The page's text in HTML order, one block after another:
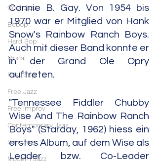
Cool Jazz
Bebop
Hard Bop
Modal
Post Bop
Free Jazz
Free Improv
Contemporary Jazz
Soul Jazz
Modern Jazz
Connie B. Gay. Von 1954 bis
1970 war er Mitglied von Hank
Snow's Rainbow Ranch Boys.
Auch mit dieser Band konnte er
in der Grand Ole Opry
auftreten.
"Tennessee Fiddler Chubby
Wise And The Rainbow Ranch
Boys" (Starday, 1962) hiess ein
erstes Album, auf dem Wise als
Leader bzw. Co-Leader